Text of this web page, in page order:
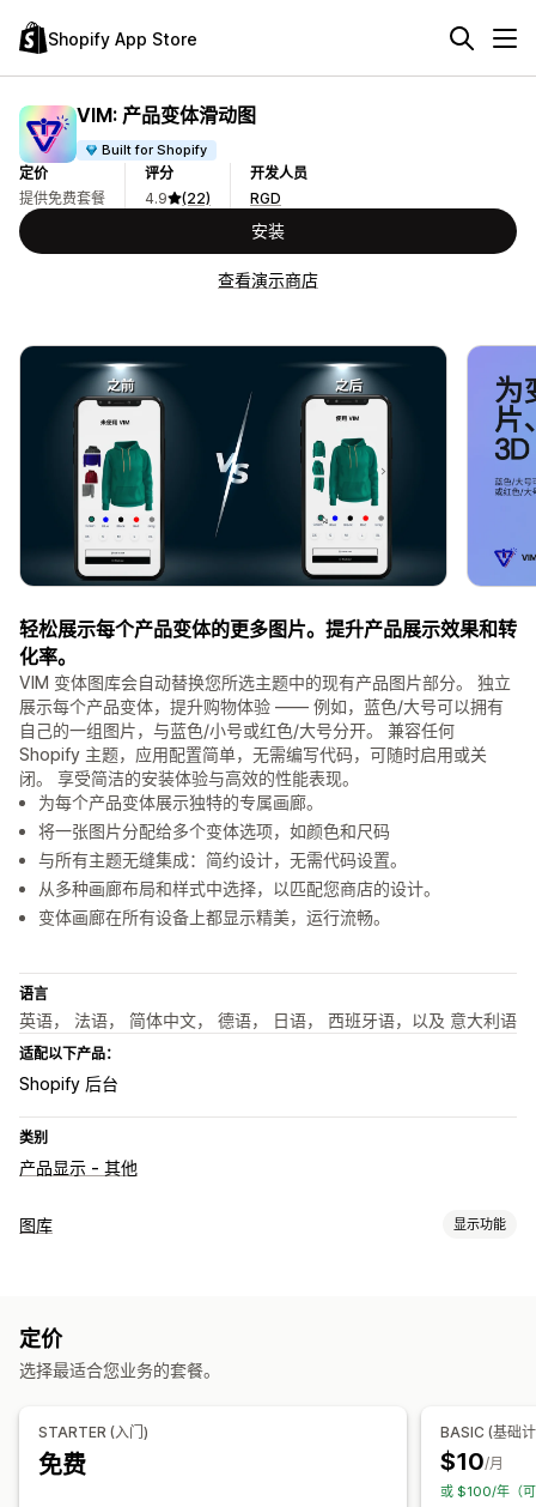
Shopify App Store
VIM: 产品变体滑动图
Built for Shopify
定价
提供免费套餐
评分
4.9
(22)
开发人员
RGD
安装
查看演示商店
轻松展示每个产品变体的更多图片。提升产品展示效果和转
化率。
VIM 变体图库会自动替换您所选主题中的现有产品图片部分。 独立
展示每个产品变体，提升购物体验 —— 例如，蓝色/大号可以拥有
自己的一组图片，与蓝色/小号或红色/大号分开。 兼容任何
Shopify 主题，应用配置简单，无需编写代码，可随时启用或关
闭。 享受简洁的安装体验与高效的性能表现。
为每个产品变体展示独特的专属画廊。
将一张图片分配给多个变体选项，如颜色和尺码
与所有主题无缝集成：简约设计，无需代码设置。
从多种画廊布局和样式中选择，以匹配您商店的设计。
变体画廊在所有设备上都显示精美，运行流畅。
语言
英语， 法语， 简体中文， 德语， 日语， 西班牙语，以及 意大利语
适配以下产品：
Shopify 后台
类别
产品显示 - 其他
图库 显示功能
定价
选择最适合您业务的套餐。
STARTER (入门)
免费
BASIC (基础
$10/月
或 $100/年（